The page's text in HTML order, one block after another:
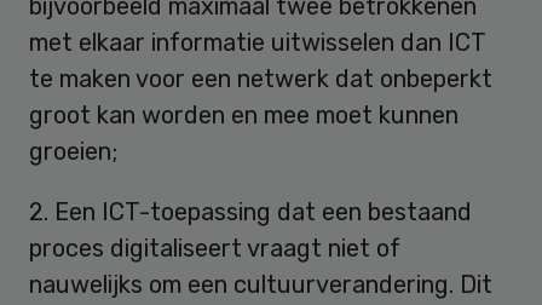
bijvoorbeeld maximaal twee betrokkenen
met elkaar informatie uitwisselen dan ICT
te maken voor een netwerk dat onbeperkt
groot kan worden en mee moet kunnen
groeien;
2. Een ICT-toepassing dat een bestaand
proces digitaliseert vraagt niet of
nauwelijks om een cultuurverandering. Dit